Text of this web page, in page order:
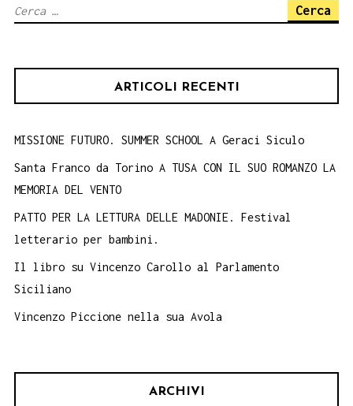
costituzionale
Ricerca
ARTICOLI RECENTI
MISSIONE FUTURO. SUMMER SCHOOL A Geraci Siculo
Santa Franco da Torino A TUSA CON IL SUO ROMANZO LA
MEMORIA DEL VENTO
PATTO PER LA LETTURA DELLE MADONIE. Festival
letterario per bambini.
Il libro su Vincenzo Carollo al Parlamento
Siciliano
Vincenzo Piccione nella sua Avola
ARCHIVI